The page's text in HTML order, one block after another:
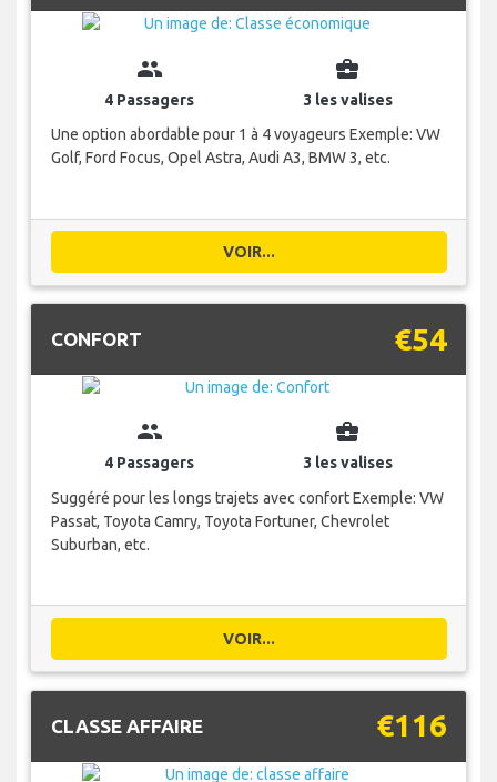
group
4 Passagers
business_center
3 les valises
Une option abordable pour 1 à 4 voyageurs Exemple: VW
Golf, Ford Focus, Opel Astra, Audi A3, BMW 3, etc.
VOIR...
CONFORT €54
group
4 Passagers
business_center
3 les valises
Suggéré pour les longs trajets avec confort Exemple: VW
Passat, Toyota Camry, Toyota Fortuner, Chevrolet
Suburban, etc.
VOIR...
CLASSE AFFAIRE €116